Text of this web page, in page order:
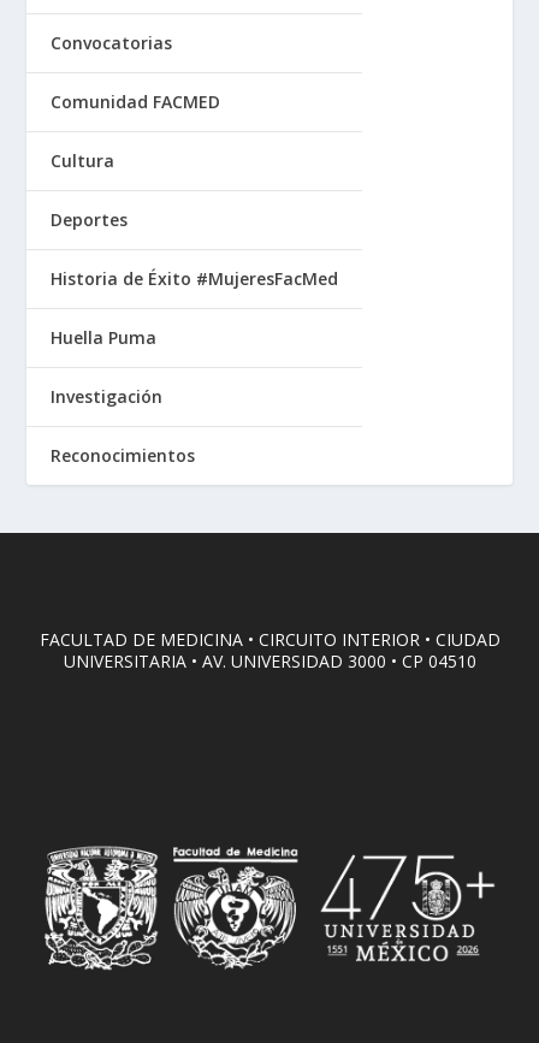
Convocatorias
Comunidad FACMED
Cultura
Deportes
Historia de Éxito #MujeresFacMed
Huella Puma
Investigación
Reconocimientos
FACULTAD DE MEDICINA • CIRCUITO INTERIOR • CIUDAD
UNIVERSITARIA • AV. UNIVERSIDAD 3000 • CP 04510